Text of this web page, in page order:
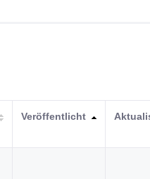
Veröffentlicht